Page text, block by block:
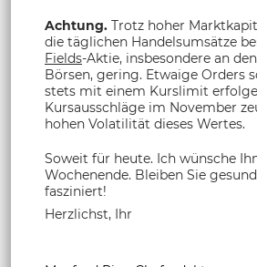
Achtung. Trotz hoher
die täglichen Handelsumsätze
Fields-Aktie, insbesondere an
Börsen, gering. Etwaige Orders
stets mit einem Kurslimit
Kursausschläge im November
hohen Volatilität dieses Wertes.
Soweit für heute. Ich wünsche
Wochenende. Bleiben Sie
fasziniert!
Herzlichst, Ihr